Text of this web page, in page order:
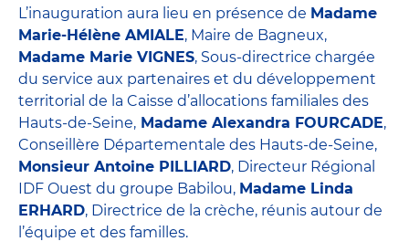
L’inauguration aura lieu en présence de Madame
Marie-Hélène AMIALE, Maire de Bagneux,
Madame Marie VIGNES, Sous-directrice chargée
du service aux partenaires et du développement
territorial de la Caisse d’allocations familiales des
Hauts-de-Seine, Madame Alexandra FOURCADE,
Conseillère Départementale des Hauts-de-Seine,
Monsieur Antoine PILLIARD, Directeur Régional
IDF Ouest du groupe Babilou, Madame Linda
ERHARD, Directrice de la crèche, réunis autour de
l’équipe et des familles.